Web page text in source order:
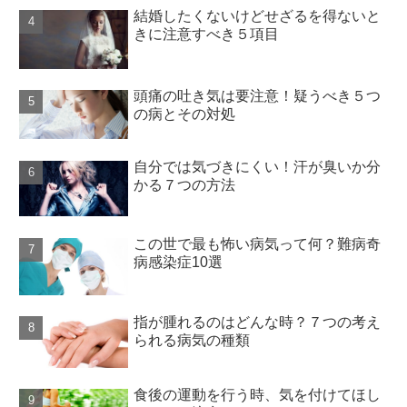
結婚したくないけどせざるを得ないと
きに注意すべき５項目
頭痛の吐き気は要注意！疑うべき５つ
の病とその対処
自分では気づきにくい！汗が臭いか分
かる７つの方法
この世で最も怖い病気って何？難病奇
病感染症10選
指が腫れるのはどんな時？７つの考え
られる病気の種類
食後の運動を行う時、気を付けてほし